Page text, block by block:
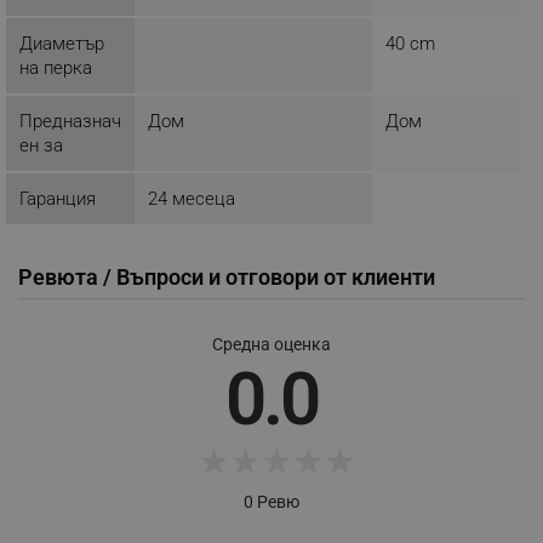
Диаметър
на перка
40 cm
Предназнач
ен за
Дом Дом
Гаранция 24 месеца
Ревюта / Въпроси и отговори от клиенти
Средна оценка
0.0
0 Ревю
.alleop.bg
_sgf_tracking